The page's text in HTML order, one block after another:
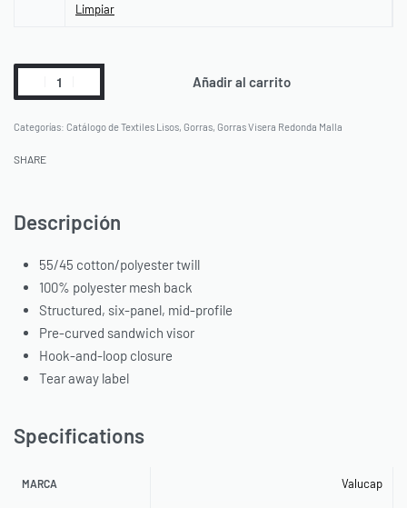
Limpiar
Añadir al carrito
Categorías: Catálogo de Textiles Lisos, Gorras, Gorras Visera Redonda Malla
SHARE
Descripción
55/45 cotton/polyester twill
100% polyester mesh back
Structured, six-panel, mid-profile
Pre-curved sandwich visor
Hook-and-loop closure
Tear away label
Specifications
MARCA Valucap